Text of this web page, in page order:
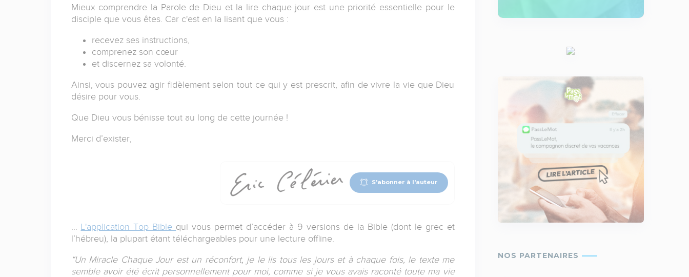
Mieux comprendre la Parole de Dieu et la lire chaque jour est une priorité essentielle pour le
disciple que vous êtes. Car c'est en la lisant que vous :
recevez ses instructions,
comprenez son cœur
et discernez sa volonté.
Ainsi, vous pouvez agir fidèlement selon tout ce qui y est prescrit, afin de vivre la vie que Dieu
désire pour vous.
Que Dieu vous bénisse tout au long de cette journée !
Merci d’exister,
S'abonner à l'auteur
L'application Top Bible qui vous permet d’accéder à 9 versions de la Bible (dont le grec et
l’hébreu), la plupart étant téléchargeables pour une lecture offline.
“Un Miracle Chaque Jour est un réconfort, je le lis tous les jours et à chaque fois, le texte me
semble avoir été écrit personnellement pour moi, comme si je vous avais raconté toute ma vie